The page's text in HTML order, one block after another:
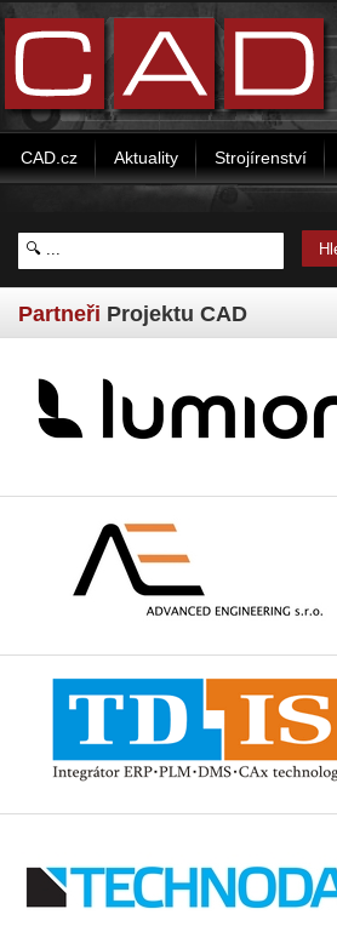
CAD.cz Aktuality Strojírenství
Partneři Projektu CAD